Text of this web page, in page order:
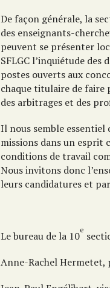
De façon générale, la
des enseignants-
peuvent se présenter
SFLGC l’inquiétude des
postes ouverts aux
chaque titulaire de faire
des arbitrages et des
Il nous semble essentiel
missions dans un esprit
conditions de travail
Nous invitons donc
leurs candidatures et
Le bureau de la 10e
Anne-Rachel Hermetet,